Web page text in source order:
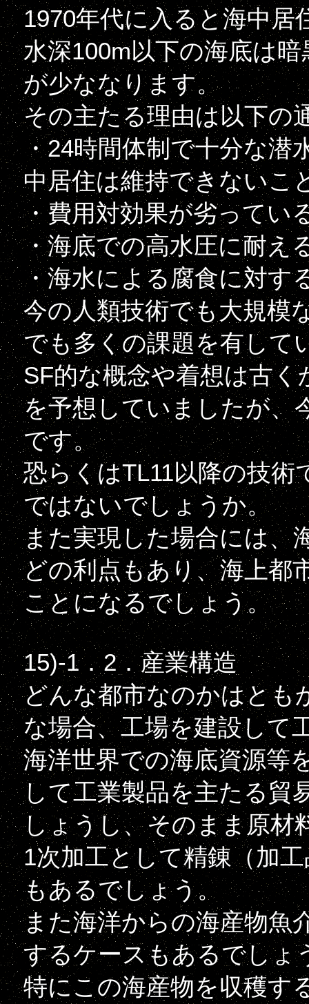
1970年代に入ると海中居
水深100m以下の海底は
が少ななります。
その主たる理由は以下の
・24時間体制で十分な潜
中居住は維持できないこ
・費用対効果が劣ってい
・海底での高水圧に耐え
・海水による腐食に対す
今の人類技術でも大規模
でも多くの課題を有して
SF的な概念や着想は古
を予想していましたが、
です。
恐らくはTL11以降の技術
ではないでしょうか。
また実現した場合には、
どの利点もあり、海上都
ことになるでしょう。
15)-1．2．産業構造
どんな都市なのかはとも
な場合、工場を建設して
海洋世界での海底資源等
して工業製品を主たる貿
しょうし、そのまま原材
1次加工として精錬（加
もあるでしょう。
また海洋からの海産物魚
するケースもあるでしょ
特にこの海産物を収穫す